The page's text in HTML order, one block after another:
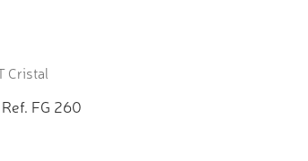
FG 260